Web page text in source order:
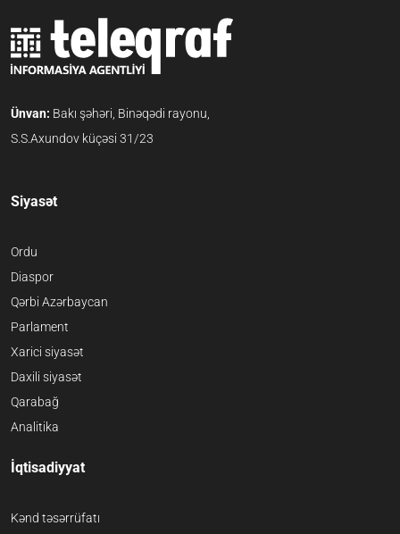
Ünvan: Bakı şəhəri, Binəqədi rayonu,
S.S.Axundov küçəsi 31/23
Siyasət
Ordu
Diaspor
Qərbi Azərbaycan
Parlament
Xarici siyasət
Daxili siyasət
Qarabağ
Analitika
İqtisadiyyat
Kənd təsərrüfatı